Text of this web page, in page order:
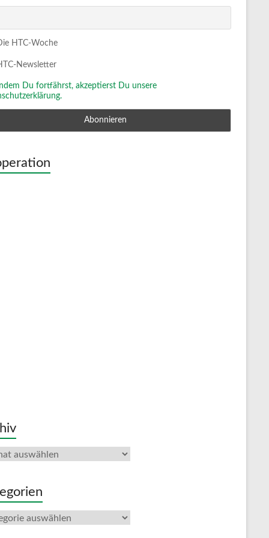
HTC-Woche
Newsletter
Indem Du fortfährst, akzeptierst Du unsere